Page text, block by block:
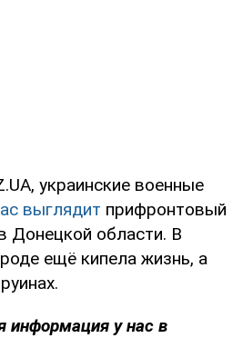
украинские военные
выглядит прифронтовый
Донецкой области. В
ещё кипела жизнь, а
информация у нас в